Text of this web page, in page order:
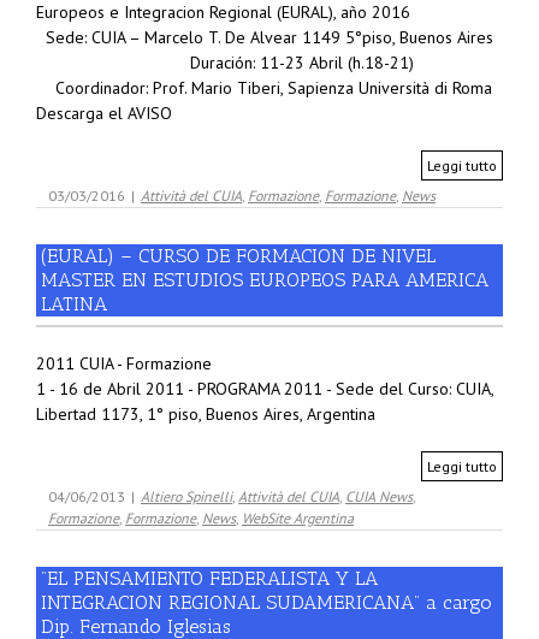
Europeos e Integracion Regional (EURAL), año 2016
Sede: CUIA – Marcelo T. De Alvear 1149 5°piso, Buenos Aires
Duración: 11-23 Abril (h.18-21)
Coordinador: Prof. Mario Tiberi, Sapienza Università di Roma
Descarga el AVISO
Leggi tutto
03/03/2016 | Attività del CUIA, Formazione, Formazione, News
(EURAL) – CURSO DE FORMACION DE NIVEL
MASTER EN ESTUDIOS EUROPEOS PARA AMERICA
LATINA
2011 CUIA - Formazione
1 - 16 de Abril 2011 - PROGRAMA 2011 - Sede del Curso: CUIA,
Libertad 1173, 1° piso, Buenos Aires, Argentina
Leggi tutto
04/06/2013 | Altiero Spinelli, Attività del CUIA, CUIA News,
Formazione, Formazione, News, WebSite Argentina
”EL PENSAMIENTO FEDERALISTA Y LA
INTEGRACION REGIONAL SUDAMERICANA” a cargo
Dip. Fernando Iglesias